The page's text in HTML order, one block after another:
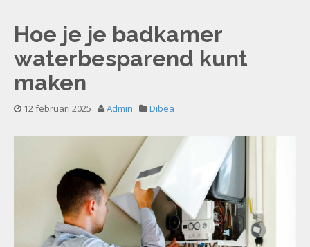
Hoe je je badkamer
waterbesparend kunt
maken
12 februari 2025 Admin Dibea